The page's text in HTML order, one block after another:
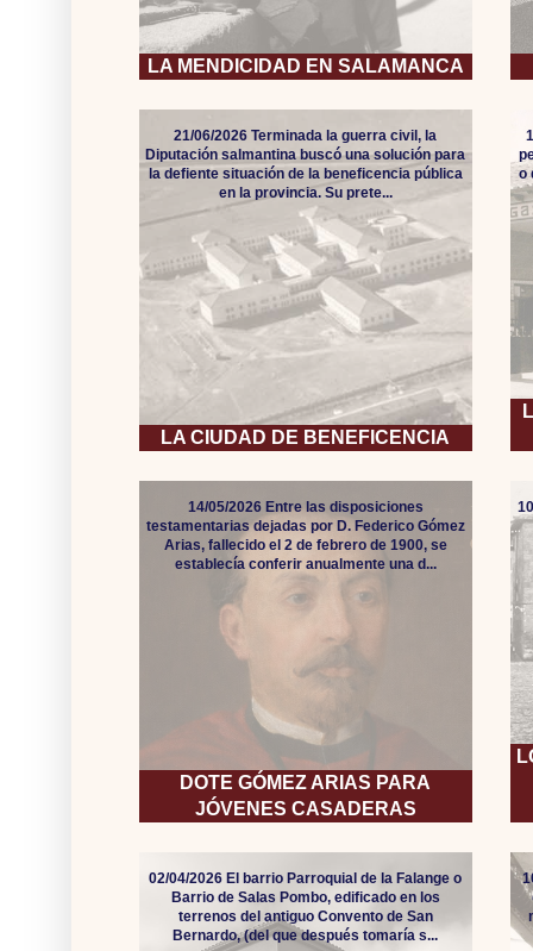
LA MENDICIDAD EN SALAMANCA
LA CIUDAD DE BENEFICENCIA
21/06/2026 Terminada la guerra civil, la
Diputación salmantina buscó una solución para
la defiente situación de la beneficencia pública
en la provincia. Su prete...
o
DOTE GÓMEZ ARIAS PARA
JÓVENES CASADERAS
14/05/2026 Entre las disposiciones
testamentarias dejadas por D. Federico Gómez
Arias, fallecido el 2 de febrero de 1900, se
establecía conferir anualmente una d...
02/04/2026 El barrio Parroquial de la Falange o
Barrio de Salas Pombo, edificado en los
terrenos del antiguo Convento de San
Bernardo, (del que después tomaría s...